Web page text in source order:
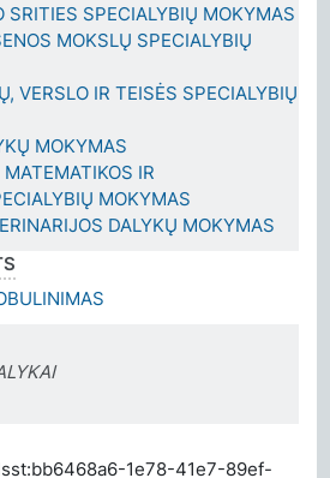
SRITIES SPECIALYBIŲ MOKYMAS
MOKSLŲ SPECIALYBIŲ
VERSLO IR TEISĖS SPECIALYBIŲ
MOKYMAS
IR
MOKYMAS
DALYKŲ MOKYMAS
1e78-41e7-89ef-